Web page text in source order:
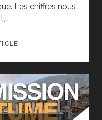
Les chiffres nous
♦
PLUS
SE
FAIRE